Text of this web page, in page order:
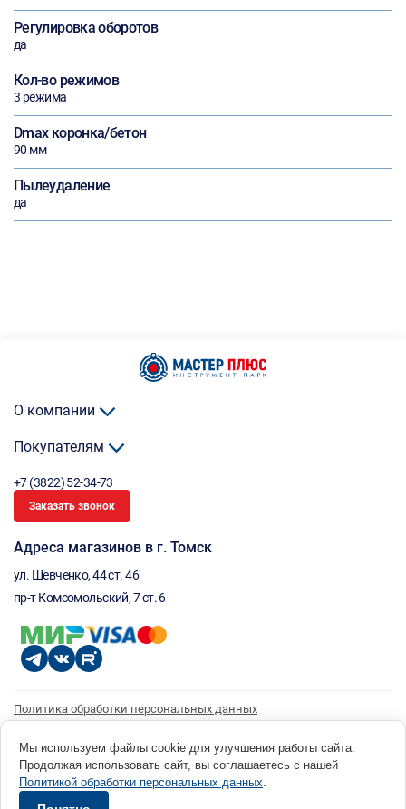
Регулировка оборотов
да
Кол-во режимов
3 режима
Dmax коронка/бетон
90 мм
Пылеудаление
да
О компании
Покупателям
+7 (3822) 52-34-73
Заказать звонок
Адреса магазинов в г. Томск
ул. Шевченко, 44 ст. 46
пр-т Комсомольский, 7 ст. 6
Политика обработки персональных данных
Согласие на получение рассылки
© 1996 - 2026 инструмент парк «Мастер Плюс» Россия, г. Томск, ул. Шевченко, 44 ст. 46, (3822) 52-34-
73 okp@masterplus.tomsk.ru ИП Брусницын Д.Н. ИНН 701700002741
Мы используем файлы cookie для улучшения работы сайта.
Продолжая использовать сайт, вы соглашаетесь с нашей
Политикой обработки персональных данных.